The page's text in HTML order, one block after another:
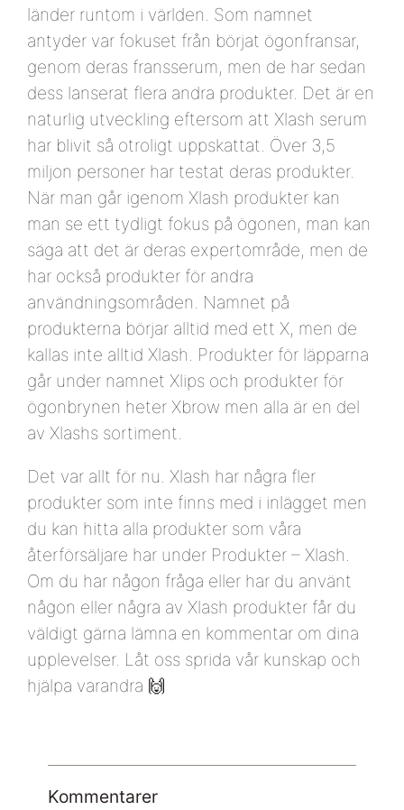
länder runtom i världen. Som namnet
antyder var fokuset från börjat ögonfransar,
genom deras fransserum, men de har sedan
dess lanserat flera andra produkter. Det är en
naturlig utveckling eftersom att Xlash serum
har blivit så otroligt uppskattat. Över 3,5
miljon personer har testat deras produkter.
När man går igenom Xlash produkter kan
man se ett tydligt fokus på ögonen, man kan
säga att det är deras expertområde, men de
har också produkter för andra
användningsområden. Namnet på
produkterna börjar alltid med ett X, men de
kallas inte alltid Xlash. Produkter för läpparna
går under namnet Xlips och produkter för
ögonbrynen heter Xbrow men alla är en del
av Xlashs sortiment.
Det var allt för nu. Xlash har några fler
produkter som inte finns med i inlägget men
du kan hitta alla produkter som våra
återförsäljare har under Produkter – Xlash.
Om du har någon fråga eller har du använt
någon eller några av Xlash produkter får du
väldigt gärna lämna en kommentar om dina
upplevelser. Låt oss sprida vår kunskap och
hjälpa varandra 🙌
Kommentarer